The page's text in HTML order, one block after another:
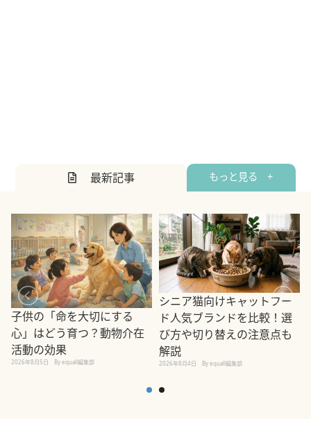
最新記事 もっと見る +
子供の「命を大切にする
心」はどう育つ？動物介在
活動の効果
2026年8月5日 By equall編集部
シニア猫向けキャットフー
ド人気ブランドを比較！選
び方や切り替えの注意点も
解説
2026年8月4日 By equall編集部